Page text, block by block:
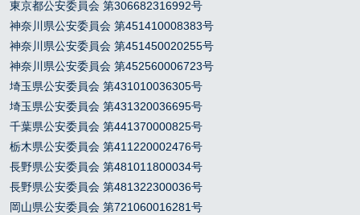
東京都公安委員会 第306682316992号
神奈川県公安委員会 第451410008383号
神奈川県公安委員会 第451450020255号
神奈川県公安委員会 第452560006723号
埼玉県公安委員会 第431010036305号
埼玉県公安委員会 第431320036695号
千葉県公安委員会 第441370000825号
栃木県公安委員会 第411220002476号
長野県公安委員会 第481011800034号
長野県公安委員会 第481322300036号
岡山県公安委員会 第721060016281号